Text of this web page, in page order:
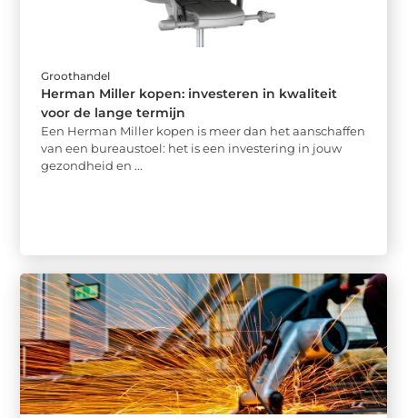
Groothandel
Herman Miller kopen: investeren in kwaliteit
voor de lange termijn
Een Herman Miller kopen is meer dan het aanschaffen
van een bureaustoel: het is een investering in jouw
gezondheid en ...